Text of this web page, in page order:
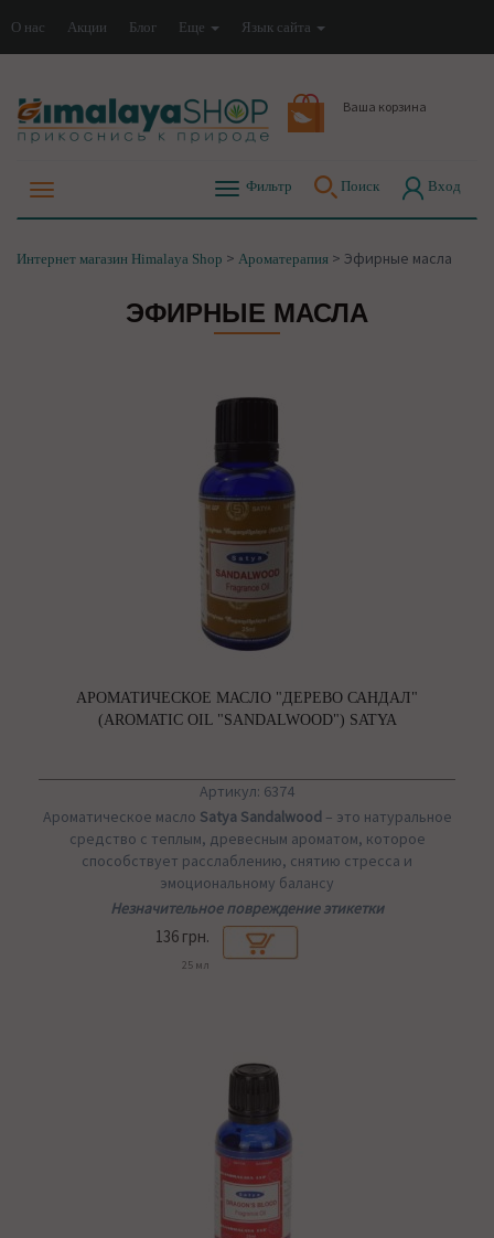
О нас Акции Блог Еще Язык сайта
Ваша корзина
Фильтр Поиск Вход
Интернет магазин Himalaya Shop > Ароматерапия > Эфирные масла
ЭФИРНЫЕ МАСЛА
АРОМАТИЧЕСКОЕ МАСЛО "ДЕРЕВО САНДАЛ"
(AROMATIC OIL "SANDALWOOD") SATYA
Артикул: 6374
Ароматическое масло Satya Sandalwood– это натуральное
средство с теплым, древесным ароматом, которое
способствует расслаблению, снятию стресса и
эмоциональному балансу
Незначительное повреждение этикетки
136 грн.
25 мл